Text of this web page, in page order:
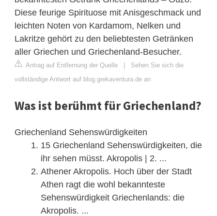
Diese feurige Spirituose mit Anisgeschmack und
leichten Noten von Kardamom, Nelken und
Lakritze gehört zu den beliebtesten Getränken
aller Griechen und Griechenland-Besucher.
Antrag auf Entfernung der Quelle | Sehen Sie sich die
vollständige Antwort auf blog.grekaventura.de an
Was ist berühmt für Griechenland?
Griechenland Sehenswürdigkeiten
15 Griechenland Sehenswürdigkeiten, die
ihr sehen müsst. Akropolis | 2. ...
Athener Akropolis. Hoch über der Stadt
Athen ragt die wohl bekannteste
Sehenswürdigkeit Griechenlands: die
Akropolis. ...